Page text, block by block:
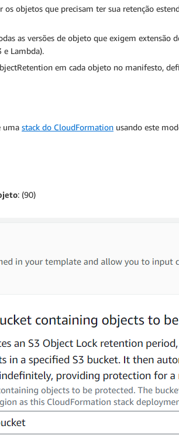
os objetos que precisam ter sua retenção
as versões de objeto que exigem
e Lambda).
em cada objeto no manifesto,
uma stack do CloudFormation usando este
: (90)